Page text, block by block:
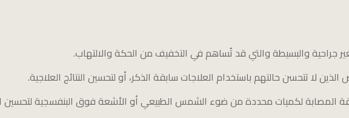
جراحية والبسيطة والتي قد تُساهم في التخفيف من الحكة والالتهاب.
لا تتحسن حالتهم باستخدام العلاجات سابقة الذكر، أو لتحسين النتائج العلاجية.
المصابة لكميات محددة من ضوء الشمس الطبيعي أو الأشعة فوق البنفسجية لتحسين